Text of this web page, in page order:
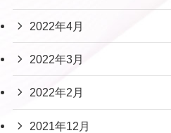
2022年4月
2022年3月
2022年2月
2021年12月